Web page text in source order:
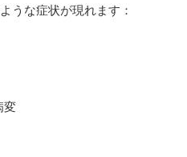
うな症状が現れます：
変